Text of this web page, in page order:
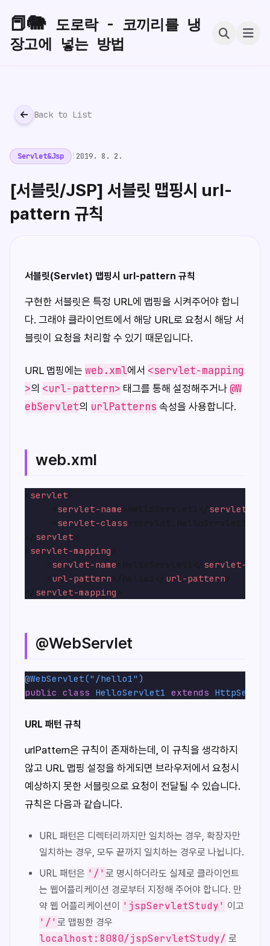
📕🐘 도로락 - 코끼리를 냉
장고에 넣는 방법
Back to List
Servlet&Jsp 2019. 8. 2.
[서블릿/JSP] 서블릿 맵핑시 url-
pattern 규칙
서블릿(Servlet) 맵핑시 url-pattern 규칙
구현한 서블릿은 특정 URL에 맵핑을 시켜주어야 합니
다. 그래야 클라이언트에서 해당 URL로 요청시 해당 서
블릿이 요청을 처리할 수 있기 때문입니다.
URL 맵핑에는 web.xml에서 <servlet-mapping
>의 <url-pattern> 태그를 통해 설정해주거나 @W
ebServlet의 urlPatterns 속성을 사용합니다.
web.xml
servlet
servlet-name
servlet-
servlet-class
servlet
servlet-mapping
servlet-name servlet-name
url-pattern url-pattern
servlet-mapping
@WebServlet
@WebServlet("/hello1")
public class HelloServlet1 extends
URL 패턴 규칙
urlPattern은 규칙이 존재하는데, 이 규칙을 생각하지
않고 URL 맵핑 설정을 하게되면 브라우저에서 요청시
예상하지 못한 서블릿으로 요청이 전달될 수 있습니다.
규칙은 다음과 같습니다.
URL 패턴은 디렉터리까지만 일치하는 경우, 확장자만
일치하는 경우, 모두 끝까지 일치하는 경우로 나뉩니다.
URL 패턴은 '/' 로 명시하더라도 실제로 클라이언트
는 웹어플리케이션 경로부터 지정해 주어야 합니다. 만
약 웹 어플리케이션이
'jspServletStudy' 이고
'/' 로 맵핑한 경우
localhost:8080/jspServletStudy/ 로